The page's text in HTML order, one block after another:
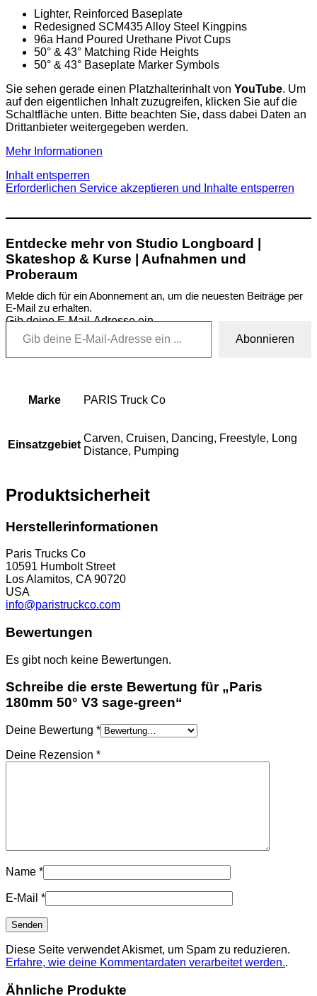
Lighter, Reinforced Baseplate
Redesigned SCM435 Alloy Steel Kingpins
96a Hand Poured Urethane Pivot Cups
50° & 43° Matching Ride Heights
50° & 43° Baseplate Marker Symbols
Sie sehen gerade einen Platzhalterinhalt von YouTube. Um
auf den eigentlichen Inhalt zuzugreifen, klicken Sie auf die
Schaltfläche unten. Bitte beachten Sie, dass dabei Daten an
Drittanbieter weitergegeben werden.
Mehr Informationen
Inhalt entsperren
Erforderlichen Service akzeptieren und Inhalte entsperren
Entdecke mehr von Studio Longboard |
Skateshop & Kurse | Aufnahmen und
Proberaum
Melde dich für ein Abonnement an, um die neuesten Beiträge per
E-Mail zu erhalten.
Gib deine E-Mail-Adresse ein ...
Abonnieren
Marke PARIS Truck Co
Einsatzgebiet
Carven, Cruisen, Dancing, Freestyle, Long
Distance, Pumping
Produktsicherheit
Herstellerinformationen
Paris Trucks Co
10591 Humbolt Street
Los Alamitos, CA 90720
USA
info@paristruckco.com
Bewertungen
Es gibt noch keine Bewertungen.
Schreibe die erste Bewertung für „Paris
180mm 50° V3 sage-green“
Deine Bewertung *
Deine Rezension *
Name *
E-Mail *
Diese Seite verwendet Akismet, um Spam zu reduzieren.
Erfahre, wie deine Kommentardaten verarbeitet werden..
Ähnliche Produkte